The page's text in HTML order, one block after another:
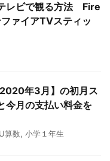
レビで観る方法 Fire
ァイアTVスティッ
2020年3月】の初月ス
今月の支払い料金を
算数, 小学１年生